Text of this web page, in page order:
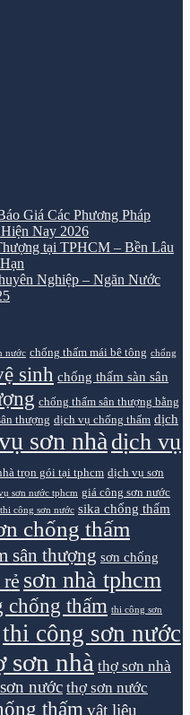
Giá Các Phương Pháp
Nay 2026
tại TPHCM – Bền Lâu
Nghiệp – Ngăn Nước
nước chống thấm mái bê tông chống
sinh chống thấm sàn sân
chống thấm sân thượng bằng
thượng dịch vụ chống thấm dịch
sơn nhà dịch vụ
trọn gói tại tphcm dịch vụ sơn
sơn nước tphcm giá công sơn nước
công sơn nước sika chống thấm
chống thấm
sân thượng sơn chống
sơn nhà tphcm
chống thấm thi công sơn
thi công sơn nước
sơn nhà thợ sơn nhà
nước thợ sơn nước
thấm vật liệu